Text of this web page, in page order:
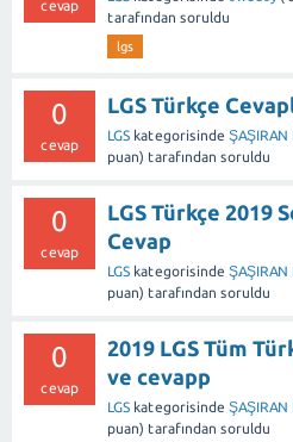
cevap
tarafından soruldu
lgs
0
cevap
LGS Türkçe
LGS kategorisinde ŞAŞIRAN
puan) tarafından soruldu
0
cevap
LGS Türkçe 2019
Cevap
LGS kategorisinde ŞAŞIRAN
puan) tarafından soruldu
0
cevap
2019 LGS Tüm
ve cevapp
LGS kategorisinde ŞAŞIRAN
puan) tarafından soruldu